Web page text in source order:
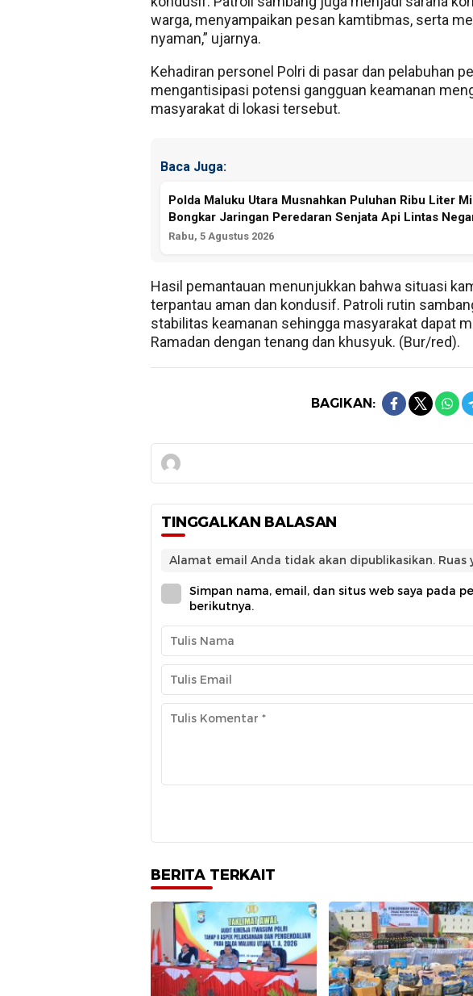
warga, menyampaikan pesan kamtibmas, serta
nyaman,” ujarnya.
Kehadiran personel Polri di pasar dan pelabuhan
mengantisipasi potensi gangguan keamanan
masyarakat di lokasi tersebut.
Baca Juga:
Polda Maluku Utara Musnahkan Puluhan Ribu Liter
Bongkar Jaringan Peredaran Senjata Api Lintas
Rabu, 5 Agustus 2026
Hasil pemantauan menunjukkan bahwa situasi
terpantau aman dan kondusif. Patroli rutin
stabilitas keamanan sehingga masyarakat dapat
Ramadan dengan tenang dan khusyuk. (Bur/red).
BAGIKAN:
TINGGALKAN BALASAN
Alamat email Anda tidak akan dipublikasikan. Ruas
Simpan nama, email, dan situs web saya pada
berikutnya.
BERITA TERKAIT